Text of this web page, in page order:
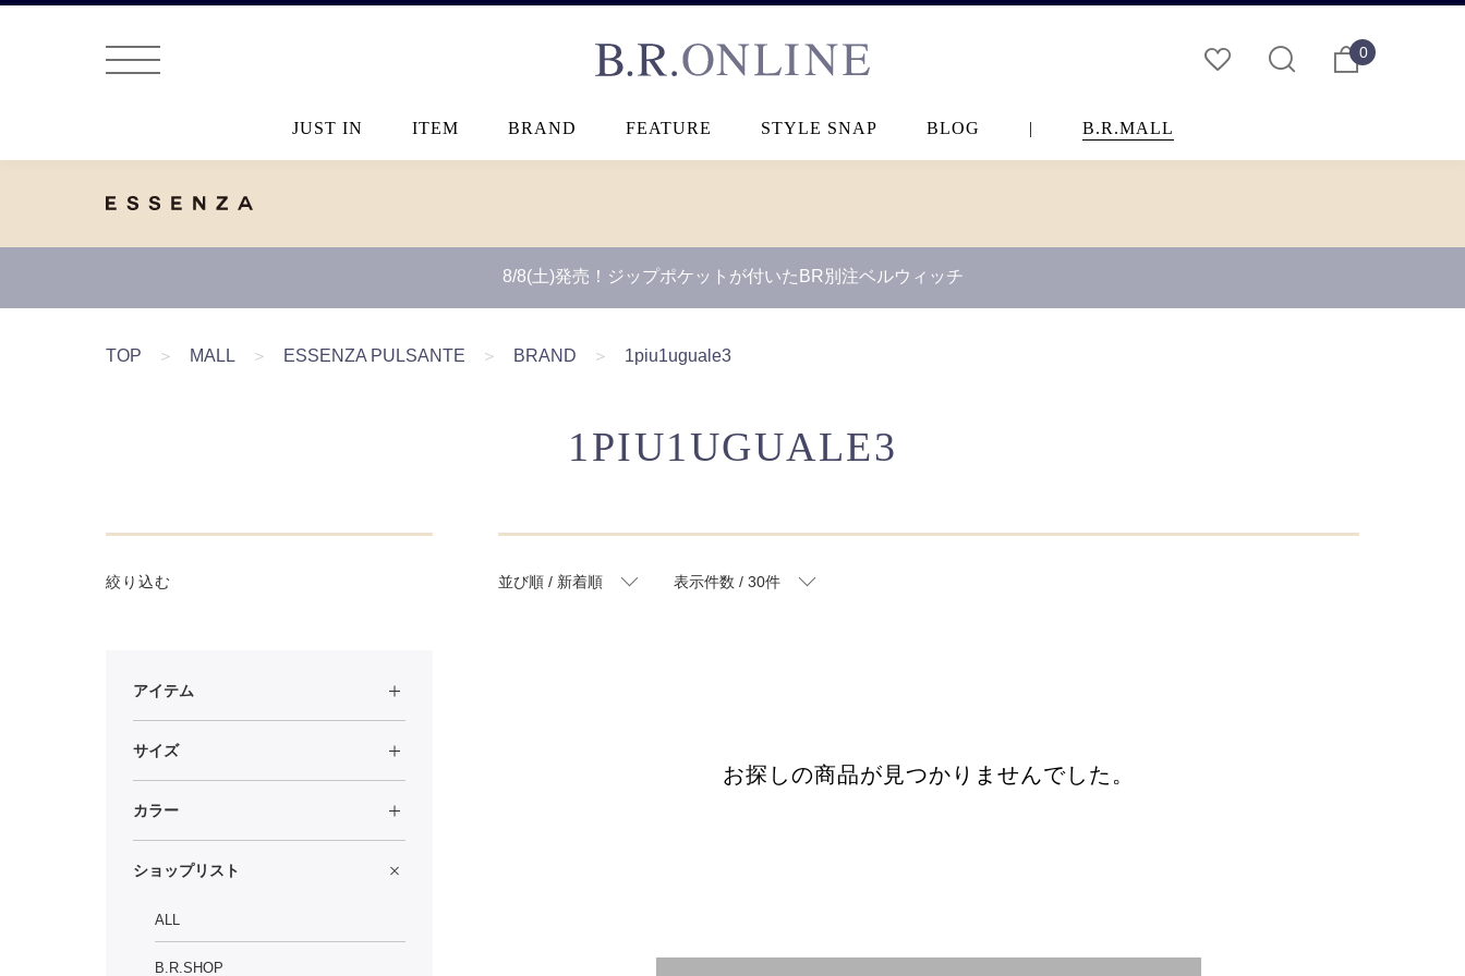
0
JUST IN ITEM BRAND FEATURE STYLE SNAP BLOG | B.R.MALL
8/8(土)発売！ジップポケットが付いたBR別注ベルウィッチ
TOP ＞ MALL ＞ ESSENZA PULSANTE ＞ BRAND ＞ 1piu1uguale3
1PIU1UGUALE3
絞り込む
アイテム
サイズ
カラー
ショップリスト
ALL
B.R.SHOP
並び順 / 新着順 表示件数 / 30件
お探しの商品が見つかりませんでした。